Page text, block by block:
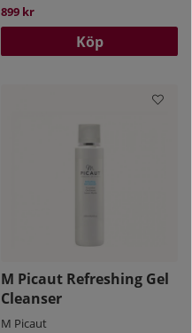
899 kr
Köp
M Picaut Refreshing Gel
Cleanser
M Picaut